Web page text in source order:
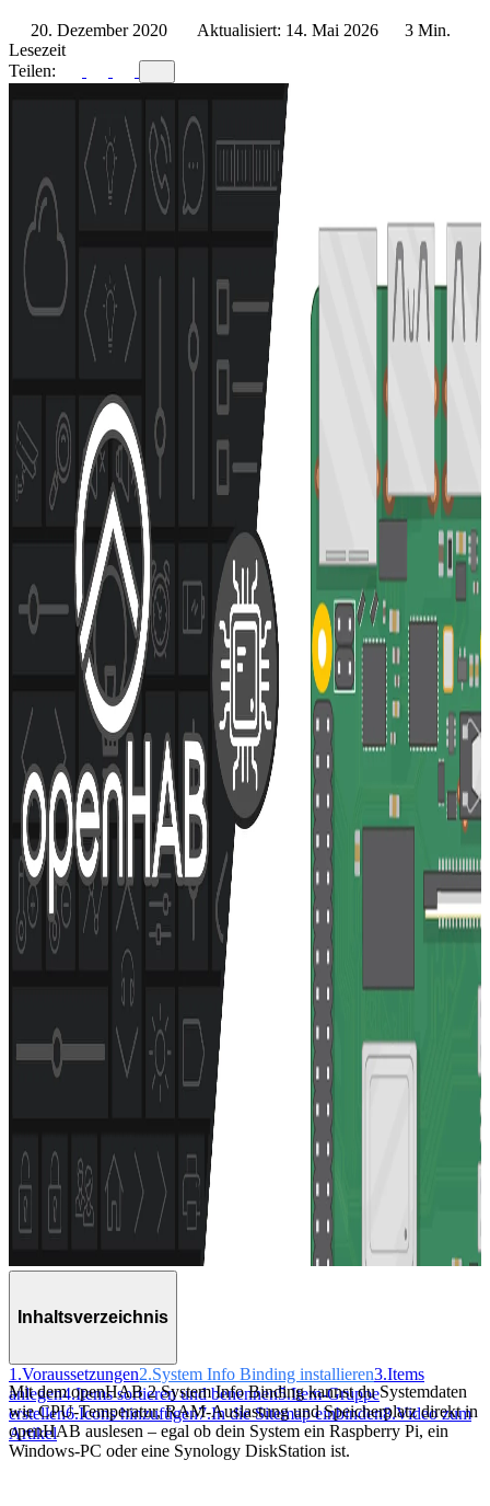
20. Dezember 2020 Aktualisiert: 14. Mai 2026
3 Min.
Lesezeit
Teilen:
Inhaltsverzeichnis
1.Voraussetzungen2.System Info Binding installieren3.Items
anlegen4.Items sortieren und benennen5.Item-Gruppe
erstellen6.Icons hinzufügen7.In die Sitemap einbinden8.Video zum
Artikel
Mit dem openHAB 2 System Info Binding kannst du Systemdaten
wie CPU-Temperatur, RAM-Auslastung und Speicherplatz direkt in
openHAB auslesen – egal ob dein System ein Raspberry Pi, ein
Windows-PC oder eine Synology DiskStation ist.